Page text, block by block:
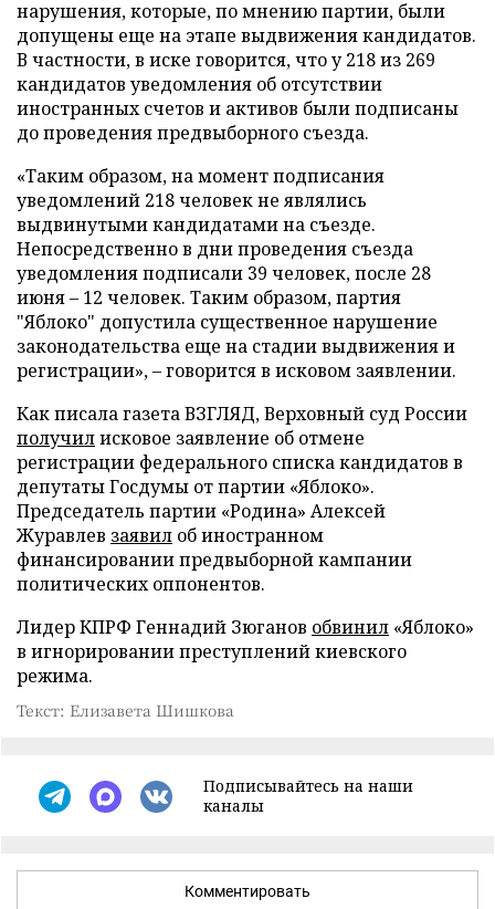
нарушения, которые, по мнению партии, были
допущены еще на этапе выдвижения кандидатов.
В частности, в иске говорится, что у 218 из 269
кандидатов уведомления об отсутствии
иностранных счетов и активов были подписаны
до проведения предвыборного съезда.
«Таким образом, на момент подписания
уведомлений 218 человек не являлись
выдвинутыми кандидатами на съезде.
Непосредственно в дни проведения съезда
уведомления подписали 39 человек, после 28
июня – 12 человек. Таким образом, партия
"Яблоко" допустила существенное нарушение
законодательства еще на стадии выдвижения и
регистрации», – говорится в исковом заявлении.
Как писала газета ВЗГЛЯД, Верховный суд России
получилисковое заявление об отмене
регистрации федерального списка кандидатов в
депутаты Госдумы от партии «Яблоко».
Председатель партии «Родина» Алексей
Журавлев заявил об иностранном
финансировании предвыборной кампании
политических оппонентов.
Лидер КПРФ Геннадий Зюганов обвинил «Яблоко»
в игнорировании преступлений киевского
режима.
Текст: Елизавета Шишкова
Подписывайтесь на наши
каналы
Комментировать